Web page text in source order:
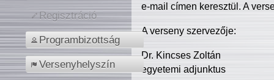
Regisztráció
Programbizottság
Versenyhelyszín
e-mail címen keresztül. A
A verseny szervezője:
Dr. Kincses Zoltán
egyetemi adjunktus